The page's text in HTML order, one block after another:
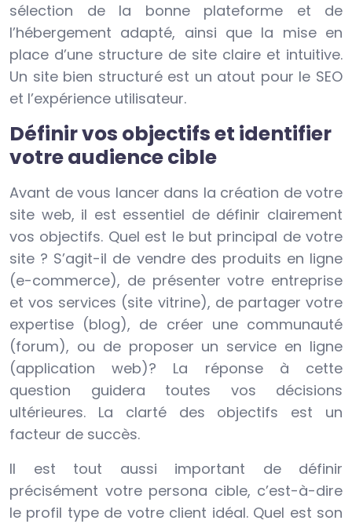
sélection de la bonne plateforme et de
l’hébergement adapté, ainsi que la mise en
place d’une structure de site claire et intuitive.
Un site bien structuré est un atout pour le SEO
et l’expérience utilisateur.
Définir vos objectifs et identifier
votre audience cible
Avant de vous lancer dans la création de votre
site web, il est essentiel de définir clairement
vos objectifs. Quel est le but principal de votre
site ? S’agit-il de vendre des produits en ligne
(e-commerce), de présenter votre entreprise
et vos services (site vitrine), de partager votre
expertise (blog), de créer une communauté
(forum), ou de proposer un service en ligne
(application web)? La réponse à cette
question guidera toutes vos décisions
ultérieures. La clarté des objectifs est un
facteur de succès.
Il est tout aussi important de définir
précisément votre persona cible, c’est-à-dire
le profil type de votre client idéal. Quel est son